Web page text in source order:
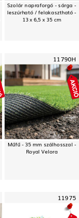
Szolár napraforgó - sárga -
leszúrható / felakasztható -
13 x 6,5 x 35 cm
11790H
Műfű - 35 mm szálhosszal -
Royal Velora
11975